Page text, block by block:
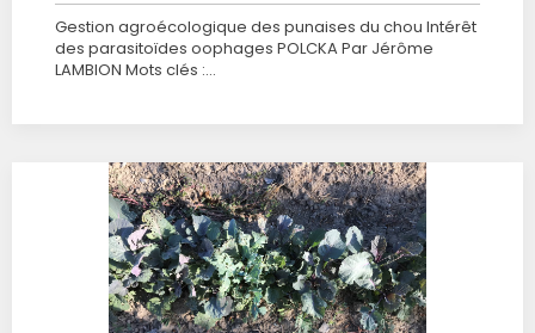
Gestion agroécologique des punaises du chou Intérêt
des parasitoïdes oophages POLCKA Par Jérôme
LAMBION Mots clés :…